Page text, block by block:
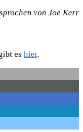
von Joe Kerr
es hier.